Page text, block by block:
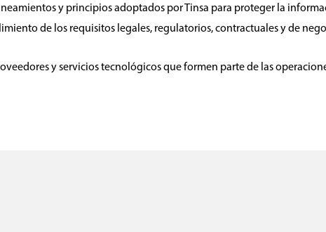
y principios adoptados por Tinsa para proteger la
de los requisitos legales, regulatorios, contractuales y de
y servicios tecnológicos que formen parte de las